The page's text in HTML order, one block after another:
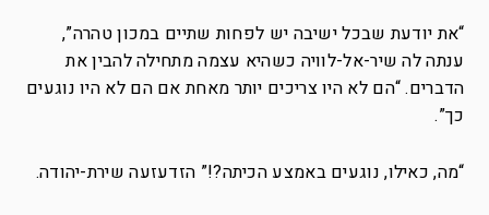
“את יודעת שבכל ישיבה יש לפחות שתיים במכון טהרה”,
ענתה לה שיר-אל-לוויה כשהיא עצמה מתחילה להבין את
הדברים. “הם לא היו צריכים יותר מאחת אם הם לא היו נוגעים
כך”.
“מה, כאילו, נוגעים באמצע הכיתה?!” הזדעזעה שירת-יהודה.